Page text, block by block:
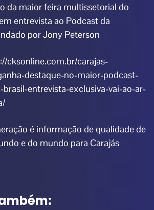
da maior feira multissetorial do
entrevista ao Podcast da
por Jony Peterson
cksonline.com.br/carajas-
destaque-no-maior-podcast-
entrevista-exclusiva-vai-ao-ar-
é informação de qualidade de
e do mundo para Carajás